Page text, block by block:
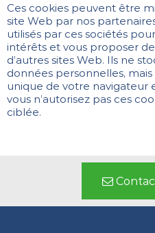
Ces cookies peuvent être
site Web par nos
utilisés par ces sociétés
intérêts et vous proposer
d’autres sites Web. Ils ne
données personnelles,
unique de votre navigateur
vous n’autorisez pas ces
ciblée.